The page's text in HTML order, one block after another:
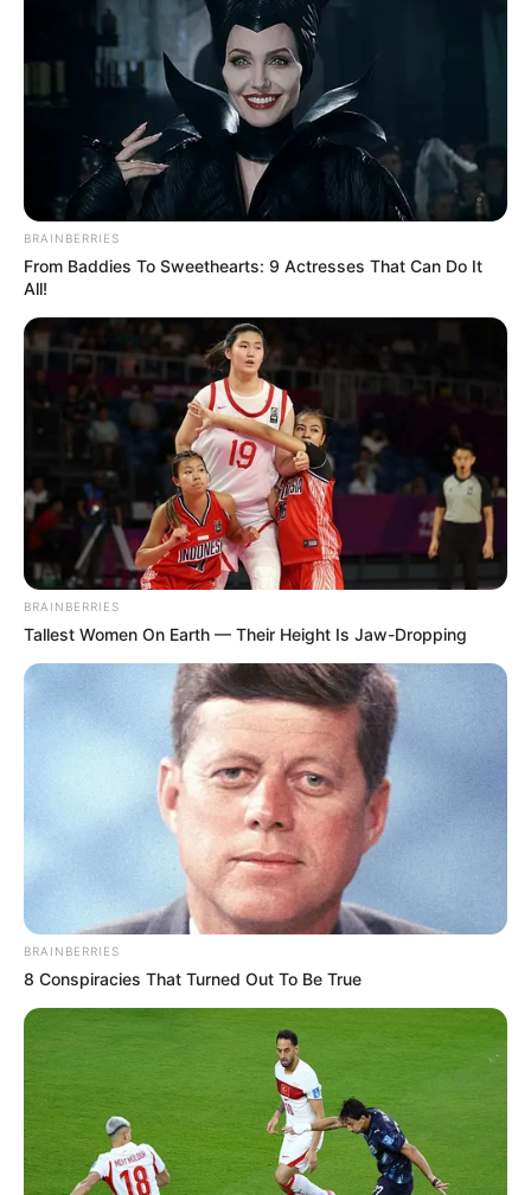
BRAINBERRIES
From Baddies To Sweethearts: 9 Actresses That Can Do It
All!
BRAINBERRIES
Tallest Women On Earth — Their Height Is Jaw-Dropping
BRAINBERRIES
8 Conspiracies That Turned Out To Be True